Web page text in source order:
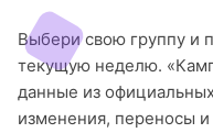
Выбери свою группу и
текущую неделю.
данные из
изменения, переносы